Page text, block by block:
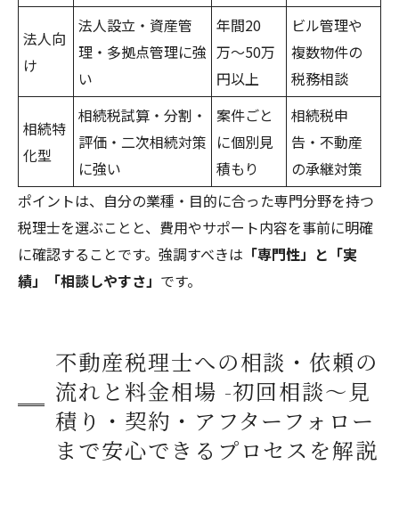
法人向
け
法人設立・資産管
理・多拠点管理に強
い
年間20
万〜50万
円以上
ビル管理や
複数物件の
税務相談
相続特
化型
相続税試算・分割・
評価・二次相続対策
に強い
案件ごと
に個別見
積もり
相続税申
告・不動産
の承継対策
ポイントは、自分の業種・目的に合った専門分野を持つ
税理士を選ぶことと、費用やサポート内容を事前に明確
に確認することです。強調すべきは 「専門性」と「実
績」「相談しやすさ」 です。
不動産税理士への相談・依頼の
流れと料金相場 -初回相談〜見
積り・契約・アフターフォロー
まで安心できるプロセスを解説